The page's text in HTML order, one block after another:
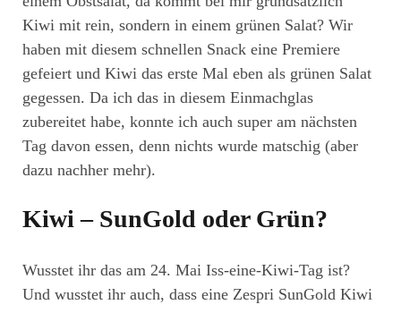
Kiwi mit rein, sondern in einem grünen Salat? Wir
haben mit diesem schnellen Snack eine Premiere
gefeiert und Kiwi das erste Mal eben als grünen Salat
gegessen. Da ich das in diesem Einmachglas
zubereitet habe, konnte ich auch super am nächsten
Tag davon essen, denn nichts wurde matschig (aber
dazu nachher mehr).
Kiwi – SunGold oder Grün?
Wusstet ihr das am 24. Mai Iss-eine-Kiwi-Tag ist?
Und wusstet ihr auch, dass eine Zespri SunGold Kiwi